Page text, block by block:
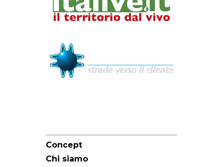
Concept
Chi siamo